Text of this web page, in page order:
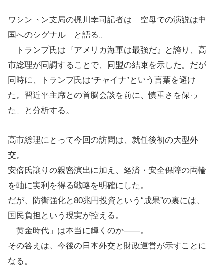
ワシントン支局の梶川幸司記者は「空母での演説は中
国へのシグナル」と語る。
「トランプ氏は『アメリカ海軍は最強だ』と誇り、高
市総理が同調することで、同盟の結束を示した。だが
同時に、トランプ氏は“チャイナ”という言葉を避け
た。習近平主席との首脳会談を前に、慎重さを保っ
た」と分析する。
高市総理にとって今回の訪問は、就任後初の大型外
交。
安倍氏譲りの親密演出に加え、経済・安全保障の両輪
を軸に実利を得る戦略を明確にした。
だが、防衛強化と80兆円投資という“成果”の裏には、
国民負担という現実が控える。
「黄金時代」は本当に輝くのか——。
その答えは、今後の日本外交と財政運営が示すことに
なる。